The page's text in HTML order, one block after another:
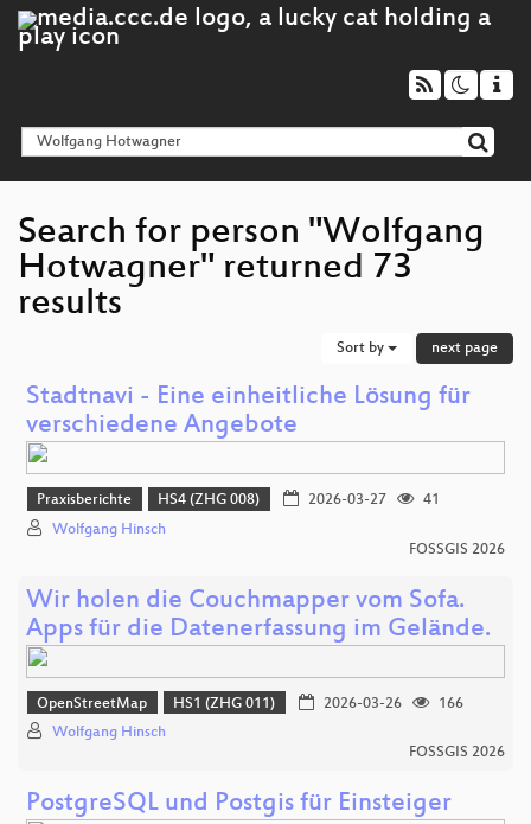
Search for person "Wolfgang
Hotwagner" returned 73
results
Sort by next page
Stadtnavi - Eine einheitliche Lösung für
verschiedene Angebote
Praxisberichte HS4 (ZHG 008) 2026-03-27
41
Wolfgang Hinsch
FOSSGIS 2026
Wir holen die Couchmapper vom Sofa.
Apps für die Datenerfassung im Gelände.
OpenStreetMap HS1 (ZHG 011) 2026-03-26
166
Wolfgang Hinsch
FOSSGIS 2026
PostgreSQL und Postgis für Einsteiger